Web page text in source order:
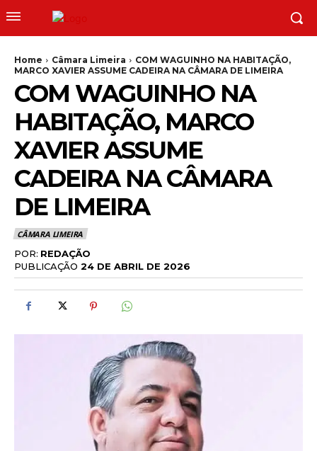
Home Câmara Limeira
COM WAGUINHO NA HABITAÇÃO,
MARCO XAVIER ASSUME CADEIRA NA CÂMARA DE LIMEIRA
COM WAGUINHO NA
HABITAÇÃO, MARCO
XAVIER ASSUME
CADEIRA NA CÂMARA
DE LIMEIRA
CÂMARA LIMEIRA
POR: REDAÇÃO
PUBLICAÇÃO 24 DE ABRIL DE 2026